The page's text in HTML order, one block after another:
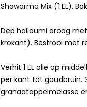
Shawarma Mix (1 EL).
Dep halloumi droog
krokant). Bestrooi met
Verhit 1 EL olie op
per kant tot goudbruin.
granaatappelmelasse